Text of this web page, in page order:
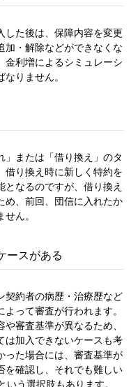
した後は、保障内容を変更
加・解除などができなくな
金利増によるシミュレーシ
りません。
」または「借り換え」のタ
借り換え時に新しく特約を
なるのですが、借り換え
め、前回、団信に入れたか
ん。
ースがある
契約者の病歴・治療歴など
って審査が行われます。
審査基準が異なるため、
は加入できないケースも考
った場合には、審査基準が
を確認し、それでも難しい
う選択肢もあります。